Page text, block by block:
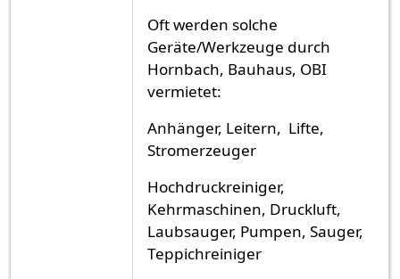
Oft werden solche
Geräte/Werkzeuge durch
Hornbach, Bauhaus, OBI
vermietet:
Anhänger, Leitern, Lifte,
Stromerzeuger
Hochdruckreiniger,
Kehrmaschinen, Druckluft,
Laubsauger, Pumpen, Sauger,
Teppichreiniger